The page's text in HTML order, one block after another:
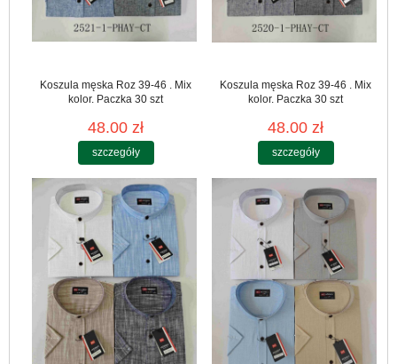
Koszula męska Roz 39-46 . Mix
kolor. Paczka 30 szt
48.00 zł
szczegóły
Koszula męska Roz 39-46 . Mix
kolor. Paczka 30 szt
48.00 zł
szczegóły